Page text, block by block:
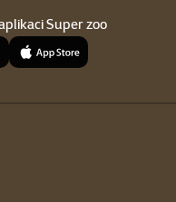
Super zoo